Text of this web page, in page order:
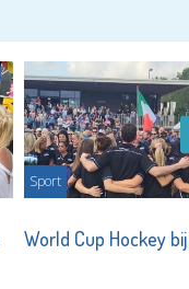
Sport
World Cup Hockey